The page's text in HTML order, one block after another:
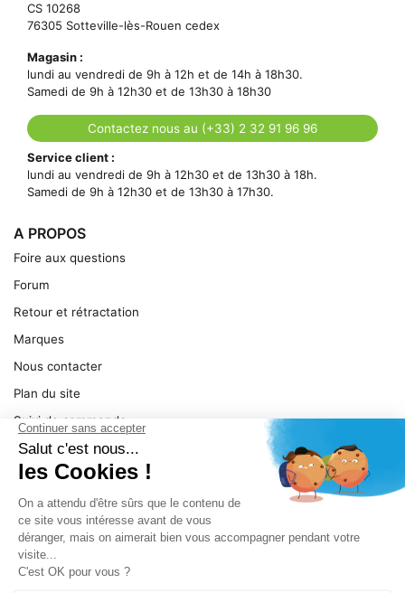
CS 10268
76305 Sotteville-lès-Rouen cedex
Magasin :
lundi au vendredi de 9h à 12h et de 14h à 18h30.
Samedi de 9h à 12h30 et de 13h30 à 18h30
Contactez nous au (+33) 2 32 91 96 96
Service client :
lundi au vendredi de 9h à 12h30 et de 13h30 à 18h.
Samedi de 9h à 12h30 et de 13h30 à 17h30.
A PROPOS
Foire aux questions
Forum
Retour et rétractation
Marques
Nous contacter
Plan du site
Suivi de commande
Ma facture
Mentions légales
Conditions générales
SERVICE
Pièces détachées